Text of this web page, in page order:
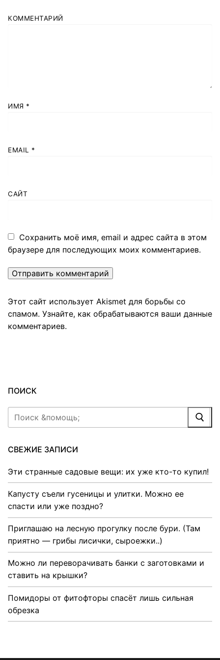
КОММЕНТАРИЙ
ИМЯ *
EMAIL *
САЙТ
Сохранить моё имя, email и адрес сайта в этом
браузере для последующих моих комментариев.
Этот сайт использует Akismet для борьбы со
спамом. Узнайте, как обрабатываются ваши данные
комментариев.
ПОИСК
Найти:
СВЕЖИЕ ЗАПИСИ
Эти странные садовые вещи: их уже кто-то купил!
Капусту съели гусеницы и улитки. Можно ее
спасти или уже поздно?
Приглашаю на лесную прогулку после бури. (Там
приятно — грибы лисички, сыроежки..)
Можно ли переворачивать банки с заготовками и
ставить на крышки?
Помидоры от фитофторы спасёт лишь сильная
обрезка